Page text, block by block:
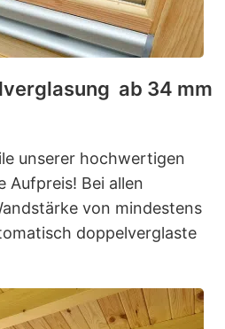
ab 34 mm
unserer hochwertigen
Aufpreis! Bei allen
von mindestens
doppelverglaste